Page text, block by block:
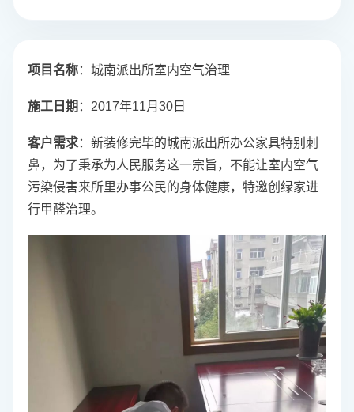
项目名称：城南派出所室内空气治理
施工日期 ：2017年11月30日
客户需求：新装修完毕的城南派出所办公家具特别刺
鼻，为了秉承为人民服务这一宗旨，不能让室内空气
污染侵害来所里办事公民的身体健康，特邀创绿家进
行甲醛治理。